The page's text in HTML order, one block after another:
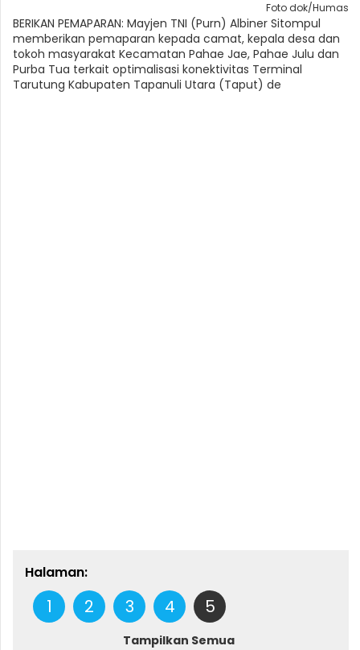
Foto dok/Humas
BERIKAN PEMAPARAN: Mayjen TNI (Purn) Albiner Sitompul
memberikan pemaparan kepada camat, kepala desa dan
tokoh masyarakat Kecamatan Pahae Jae, Pahae Julu dan
Purba Tua terkait optimalisasi konektivitas Terminal
Tarutung Kabupaten Tapanuli Utara (Taput) de
Halaman:
1 2 3 4 5
Tampilkan Semua